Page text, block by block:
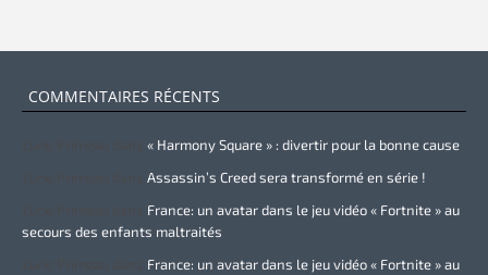
COMMENTAIRES RÉCENTS
« Harmony Square » : divertir pour la bonne cause
Assassin’s Creed sera transformé en série !
France: un avatar dans le jeu vidéo « Fortnite » au
secours des enfants maltraités
France: un avatar dans le jeu vidéo « Fortnite » au